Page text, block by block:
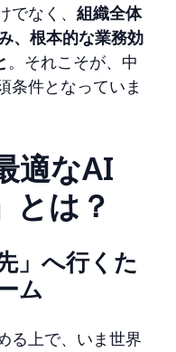
なく、 組織全体
、根本的な業務効
。それこそが、中
条件となっていま
適なAI
とは？
」へ行くた
ム
る上で、いま世界